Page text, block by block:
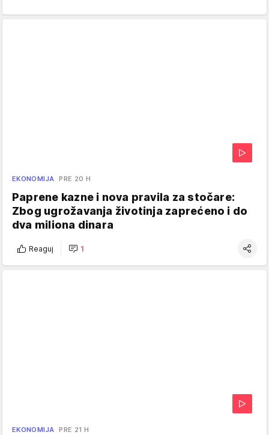
EKONOMIJA PRE 20 H
Paprene kazne i nova pravila za stočare:
Zbog ugrožavanja životinja zaprećeno i do
dva miliona dinara
Reaguj 1
EKONOMIJA PRE 21 H